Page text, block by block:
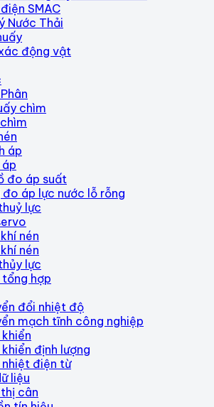
SMAC
Nước Thải
động vật
chìm
áp
đo áp suất
áp lực nước lỗ rỗng
lực
nén
nén
lực
hợp
đổi nhiệt độ
mạch tĩnh công nghiệp
định lượng
nhiệt điện từ
liệu
cân